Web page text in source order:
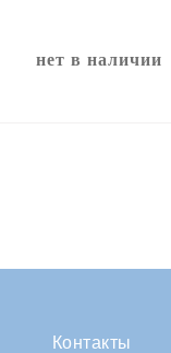
нет в наличии
Контакты